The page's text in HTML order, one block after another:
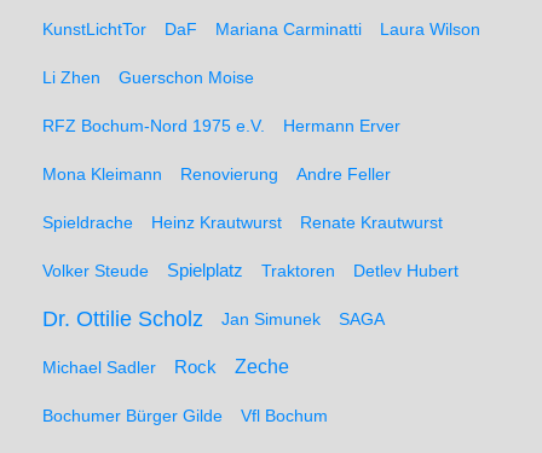
KunstLichtTor DaF Mariana Carminatti Laura Wilson
Li Zhen Guerschon Moise
RFZ Bochum-Nord 1975 e.V. Hermann Erver
Mona Kleimann Renovierung Andre Feller
Spieldrache Heinz Krautwurst Renate Krautwurst
Volker Steude Spielplatz Traktoren Detlev Hubert
Dr. Ottilie Scholz Jan Simunek SAGA
Michael Sadler Rock Zeche
Bochumer Bürger Gilde Vfl Bochum